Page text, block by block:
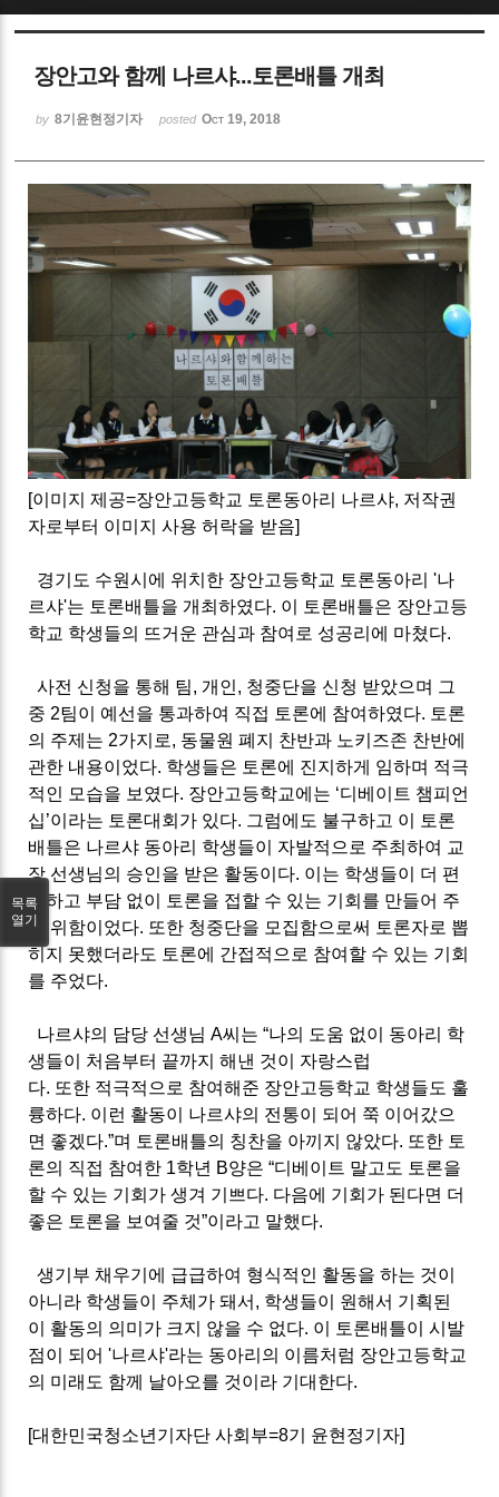
장안고와 함께 나르샤...토론배틀 개최
by 8기윤현정기자 posted Oct 19, 2018
[이미지 제공=장안고등학교 토론동아리 나르샤, 저작권
자로부터 이미지 사용 허락을 받음]
경기도 수원시에 위치한 장안고등학교 토론동아리 '나
르샤'는 토론배틀을 개최하였다. 이 토론배틀은 장안고등
학교 학생들의 뜨거운 관심과 참여로 성공리에 마쳤다.
사전 신청을 통해 팀,개인, 청중단을 신청 받았으며 그
중 2팀이 예선을 통과하여 직접 토론에 참여하였다. 토론
의 주제는 2가지로, 동물원 폐지 찬반과 노키즈존 찬반에
관한 내용이었다. 학생들은 토론에 진지하게 임하며 적극
적인 모습을 보였다. 장안고등학교에는 ‘디베이트 챔피언
십’이라는 토론대회가 있다. 그럼에도 불구하고 이 토론
배틀은 나르샤 동아리 학생들이 자발적으로 주최하여 교
장 선생님의 승인을 받은 활동이다. 이는 학생들이 더 편
안하고 부담 없이 토론을 접할 수 있는 기회를 만들어 주
기 위함이었다. 또한 청중단을 모집함으로써 토론자로 뽑
히지 못했더라도 토론에 간접적으로 참여할 수 있는 기회
를 주었다.
나르샤의 담당 선생님A씨는“나의 도움 없이 동아리 학
생들이 처음부터 끝까지 해낸 것이 자랑스럽
다. 또한 적극적으로 참여해준 장안고등학교 학생들도 훌
륭하다. 이런 활동이 나르샤의 전통이 되어 쭉 이어갔으
면 좋겠다.”며 토론배틀의 칭찬을 아끼지 않았다. 또한 토
론의 직접 참여한 1학년 B양은“디베이트 말고도 토론을
할 수 있는 기회가 생겨 기쁘다. 다음에 기회가 된다면 더
좋은 토론을 보여줄 것”이라고 말했다.
생기부 채우기에 급급하여 형식적인 활동을 하는 것이
아니라 학생들이 주체가 돼서 , 학생들이 원해서 기획된
이 활동의 의미가 크지 않을 수 없다. 이 토론배틀이 시발
점이 되어 '나르샤'라는 동아리의 이름처럼 장안고등학교
의 미래도 함께 날아오를 것이라 기대한다.
[대한민국청소년기자단 사회부=8기 윤현정기자]
목록
열기
Sketchbook5, 스케치북5
Sketchbook5, 스케치북5